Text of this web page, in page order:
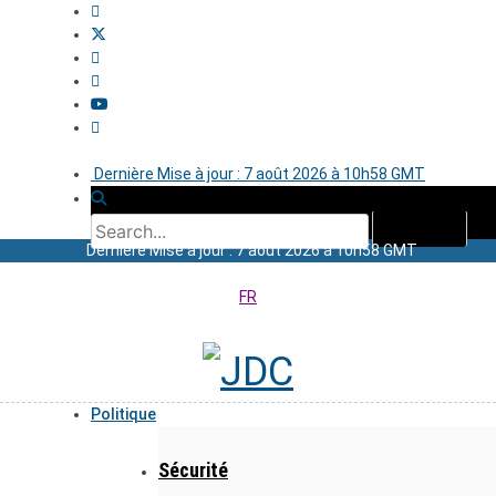
Dernière Mise à jour : 7 août 2026 à 10h58 GMT
Dernière Mise à jour : 7 août 2026 à 10h58 GMT
FR
Politique
Sécurité